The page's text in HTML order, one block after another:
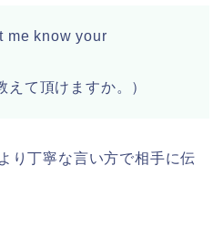
me know your
えて頂けますか。）
り丁寧な言い方で相手に伝